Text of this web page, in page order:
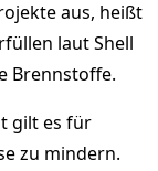
aus, heißt
laut Shell
Brennstoffe.
gilt es für
zu mindern.